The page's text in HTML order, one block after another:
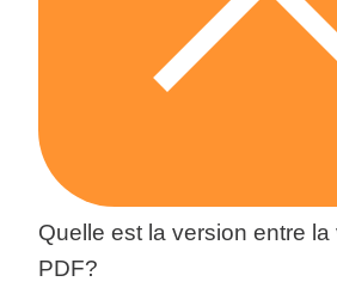
Quelle est la version entre
PDF?